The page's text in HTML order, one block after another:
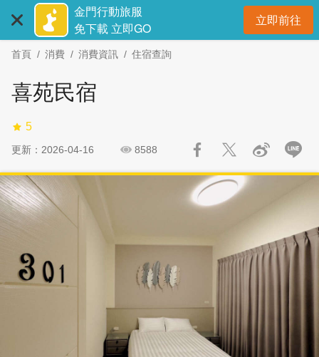
主
金門行動旅服
免下載 立即GO
立即前往開
首頁 消費 消費資訊 住宿查詢
喜苑民宿
5
更新：2026-04-16 8588
社